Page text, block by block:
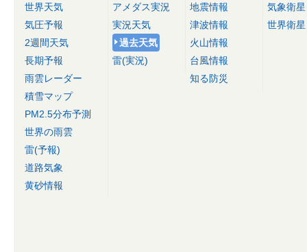
世界天気
気圧予報
2週間天気
長期予報
雨雲レーダー
積雪マップ
PM2.5分布予測
世界の雨雲
雷(予報)
道路気象
黄砂情報
アメダス実況
実況天気
過去天気
雷(実況)
地震情報
津波情報
火山情報
台風情報
知る防災
気象衛星
世界衛星